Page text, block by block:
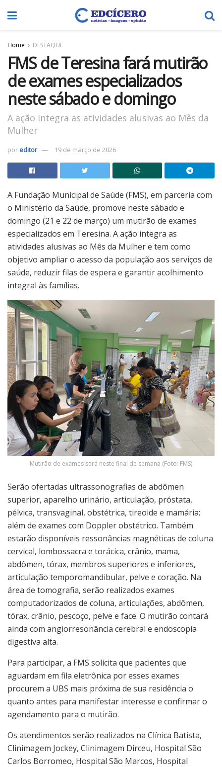
Home DESTAQUE
FMS de Teresina fará mutirão
de exames especializados
neste sábado e domingo
A ação integra as atividades alusivas ao Mês da
Mulher
por editor 19 de março de 2026
A Fundação Municipal de Saúde (FMS), em parceria com
o Ministério da Saúde, promove neste sábado e
domingo (21 e 22 de março) um mutirão de exames
especializados em Teresina. A ação integra as
atividades alusivas ao Mês da Mulher e tem como
objetivo ampliar o acesso da população aos serviços de
saúde, reduzir filas de espera e garantir acolhimento
integral às famílias.
Mutirão de exames será neste final de semana (Foto: FMS)
Serão ofertadas ultrassonografias de abdômen
superior, aparelho urinário, articulação, próstata,
pélvica, transvaginal, obstétrica, tireoide e mamária;
além de exames com Doppler obstétrico. Também
estarão disponíveis ressonâncias magnéticas de coluna
cervical, lombossacra e torácica, crânio, mama,
abdômen, tórax, membros superiores e inferiores,
articulação temporomandibular, pelve e coração. Na
área de tomografia, serão realizados exames
computadorizados de coluna, articulações, abdômen,
tórax, crânio, pescoço, pelve e face. O mutirão contará
ainda com angiorresonância cerebral e endoscopia
digestiva alta.
Para participar, a FMS solicita que pacientes que
aguardam em fila eletrônica por esses exames
procurem a UBS mais próxima de sua residência o
quanto antes para manifestar interesse e confirmar o
agendamento para o mutirão.
Os atendimentos serão realizados na Clínica Batista,
Clinimagem Jockey, Clinimagem Dirceu, Hospital São
Carlos Borromeo, Hospital São Marcos, Hospital